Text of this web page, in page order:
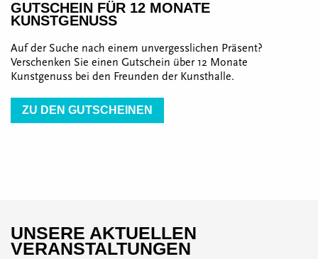
GUTSCHEIN FÜR 12 MONATE
KUNSTGENUSS
Auf der Suche nach einem unvergesslichen Präsent?
Verschenken Sie einen Gutschein über 12 Monate
Kunstgenuss bei den Freunden der Kunsthalle.
ZU DEN GUTSCHEINEN
UNSERE AKTUELLEN
VERANSTALTUNGEN